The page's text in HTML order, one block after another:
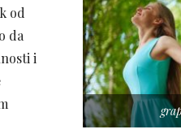
od
da
i